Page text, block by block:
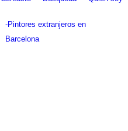
-Pintores extranjeros en
Barcelona